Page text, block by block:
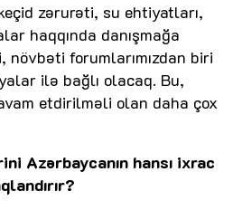
zərurəti, su ehtiyatları,
haqqında danışmağa
növbəti forumlarımızdan biri
ilə bağlı olacaq. Bu,
etdirilməli olan daha çox
Azərbaycanın hansı ixrac